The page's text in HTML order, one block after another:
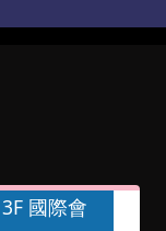
國際會